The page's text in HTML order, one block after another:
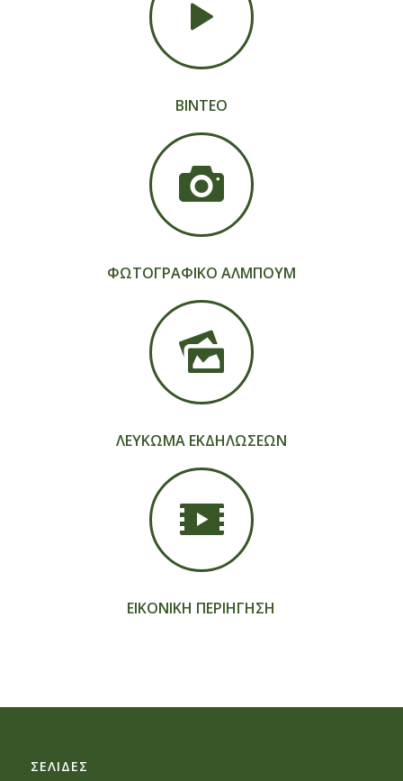
ΒΙΝΤΕΟ
ΦΩΤΟΓΡΑΦΙΚΟ ΑΛΜΠΟΥΜ
ΛΕΥΚΩΜΑ ΕΚΔΗΛΩΣΕΩΝ
ΕΙΚΟΝΙΚΗ ΠΕΡΙΗΓΗΣΗ
ΣΕΛΙΔΕΣ